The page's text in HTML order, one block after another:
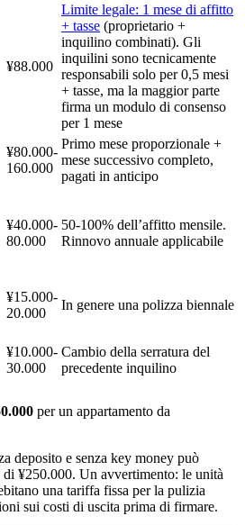
¥88.000
Limite legale: 1 mese di affitto
+ tasse (proprietario +
inquilino combinati). Gli
inquilini sono tecnicamente
responsabili solo per 0,5 mesi
+ tasse, ma la maggior parte
firma un modulo di consenso
per 1 mese
¥80.000-
160.000
Primo mese proporzionale +
mese successivo completo,
pagati in anticipo
¥40.000-
80.000
50-100% dell’affitto mensile.
Rinnovo annuale applicabile
¥15.000-
20.000
In genere una polizza biennale
¥10.000-
30.000
Cambio della serratura del
precedente inquilino
per un appartamento da
deposito e senza key money può
¥250.000. Un avvertimento: le unità
una tariffa fissa per la pulizia
sui costi di uscita prima di firmare.